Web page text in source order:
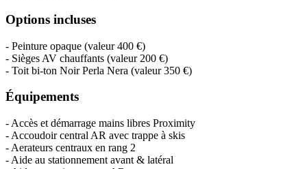
Options incluses
- Peinture opaque (valeur400 €)
- Sièges AV chauffants (valeur 200 €)
- Toit bi-ton Noir Perla Nera (valeur350 €)
Équipements
- Accès et démarrage mains libres Proximity
- Accoudoir central AR avec trappe à skis
- Aerateurs centraux en rang 2
- Aide au stationnement avant & latéral